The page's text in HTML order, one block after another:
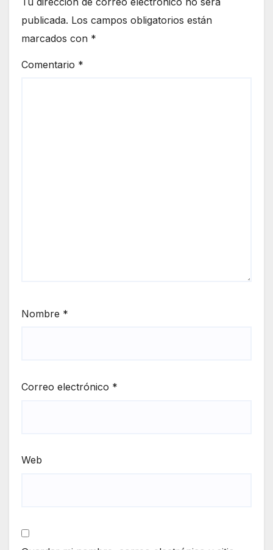
publicada. Los campos obligatorios están
marcados con *
Comentario *
Nombre *
Correo electrónico *
Web